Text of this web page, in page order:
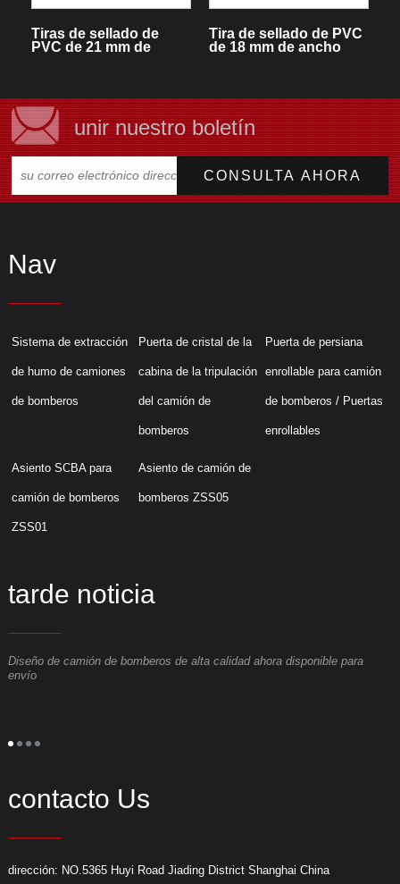
Tiras de sellado de
PVC de 21 mm de
Tira de sellado de PVC
de 18 mm de ancho
unir nuestro boletín
Nav
Sistema de extracción
de humo de camiones
de bomberos
Puerta de cristal de la
cabina de la tripulación
del camión de
bomberos
Puerta de persiana
enrollable para camión
de bomberos / Puertas
enrollables
Asiento SCBA para
camión de bomberos
ZSS01
Asiento de camión de
bomberos ZSS05
tarde noticia
Diseño de camión de bomberos de alta calidad ahora disponible para
envío
contacto Us
dirección: NO.5365 Huyi Road Jiading District Shanghai China